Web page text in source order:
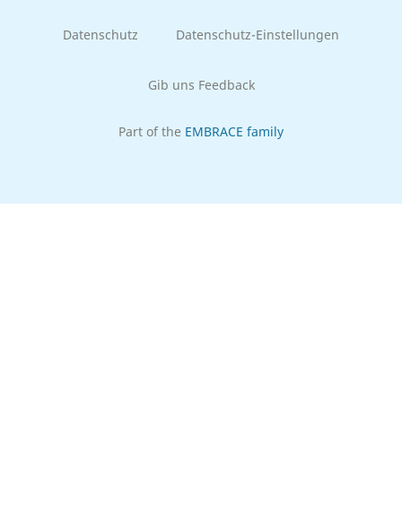
Datenschutz Datenschutz-Einstellungen
Gib uns Feedback
Part of the EMBRACE family